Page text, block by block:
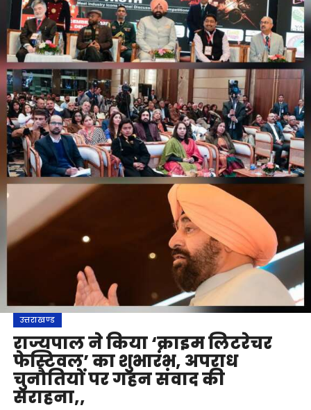
उत्तराखण्ड
राज्यपाल ने किया ‘क्राइम लिटरेचर
फेस्टिवल’ का शुभारंभ, अपराध
चुनौतियों पर गहन संवाद की
सराहना,,